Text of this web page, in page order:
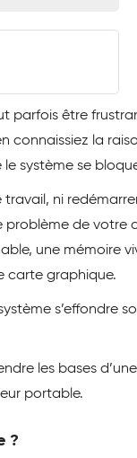
parfois être
connaissiez la
système se
ni
de votre
une mémoire
carte graphique.
s’effondre
les bases
portable.
?